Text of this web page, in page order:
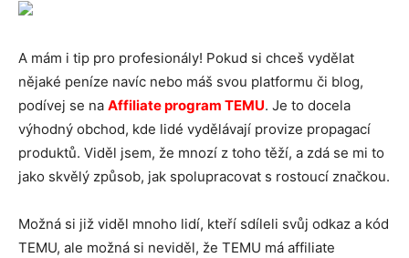
A mám i tip pro profesionály! Pokud si chceš vydělat
nějaké peníze navíc nebo máš svou platformu či blog,
podívej se na Affiliate program TEMU. Je to docela
výhodný obchod, kde lidé vydělávají provize propagací
produktů. Viděl jsem, že mnozí z toho těží, a zdá se mi to
jako skvělý způsob, jak spolupracovat s rostoucí značkou.
Možná si již viděl mnoho lidí, kteří sdíleli svůj odkaz a kód
TEMU, ale možná si neviděl, že TEMU má affiliate